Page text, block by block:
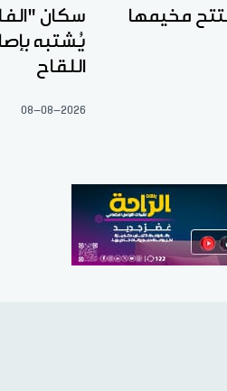
مخيمها
سكان
يُشتبه
اللقاح
08-08-2026